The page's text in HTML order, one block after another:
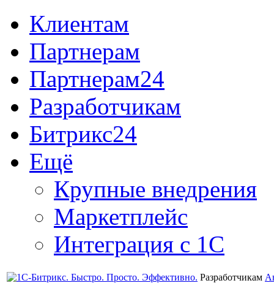
Клиентам
Партнерам
Партнерам24
Разработчикам
Битрикс24
Ещё
Крупные внедрения
Маркетплейс
Интеграция с 1С
Разработчикам